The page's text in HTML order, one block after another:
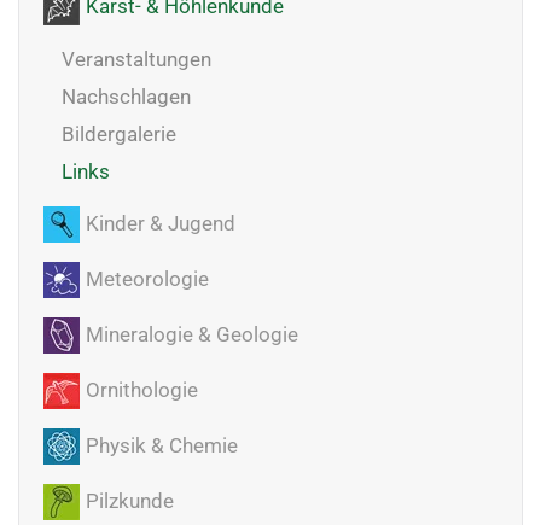
Karst- & Höhlenkunde
Veranstaltungen
Nachschlagen
Bildergalerie
Links
Kinder & Jugend
Meteorologie
Mineralogie & Geologie
Ornithologie
Physik & Chemie
Pilzkunde